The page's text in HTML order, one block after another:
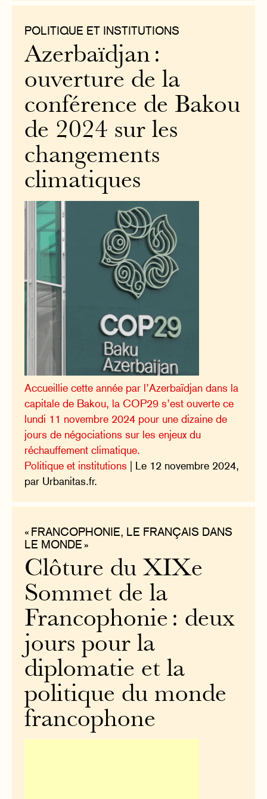
POLITIQUE ET INSTITUTIONS
Azerbaïdjan :
ouverture de la
conférence de Bakou
de 2024 sur les
changements
climatiques
Accueillie cette année par l’Azerbaïdjan dans la
capitale de Bakou, la COP29 s’est ouverte ce
lundi 11 novembre 2024 pour une dizaine de
jours de négociations sur les enjeux du
réchauffement climatique.
Politique et institutions | Le 12 novembre 2024,
par Urbanitas.fr.
« FRANCOPHONIE, LE FRANÇAIS DANS
LE MONDE »
Clôture du XIXe
Sommet de la
Francophonie : deux
jours pour la
diplomatie et la
politique du monde
francophone